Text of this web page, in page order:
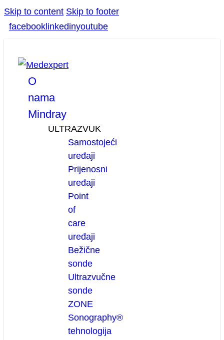
Skip to content Skip to footer
facebook linkedinyoutube
O
nama
Mindray
ULTRAZVUK
Samostojeći
uređaji
Prijenosni
uređaji
Point
of
care
uređaji
Bežične
sonde
Ultrazvučne
sonde
ZONE
Sonography®
tehnologija